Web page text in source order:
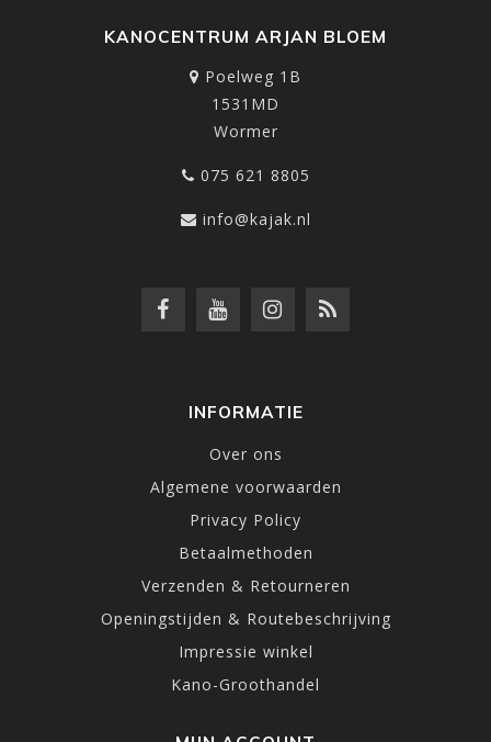
KANOCENTRUM ARJAN BLOEM
Poelweg 1B
1531MD
Wormer
075 621 8805
info@kajak.nl
INFORMATIE
Over ons
Algemene voorwaarden
Privacy Policy
Betaalmethoden
Verzenden & Retourneren
Openingstijden & Routebeschrijving
Impressie winkel
Kano-Groothandel